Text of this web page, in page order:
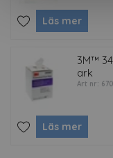
Läs mer
3M™
ark
Art nr:
Läs mer